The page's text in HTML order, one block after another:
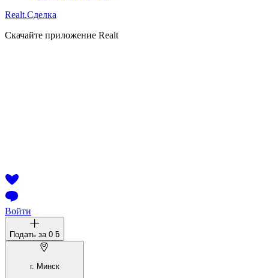
Realt.Сделка
Скачайте приложение Realt
Войти
Подать за 0 ƃ
г. Минск